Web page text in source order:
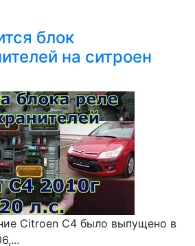
блок
на ситроен
Citroen C4 было выпущено в